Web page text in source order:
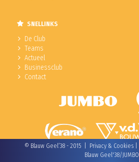
SNELLINKS
De Club
Teams
Actueel
Businessclub
Contact
© Blauw Geel’38 - 2015 | Privacy & Cookies|
Blauw Geel'38/JUMBO